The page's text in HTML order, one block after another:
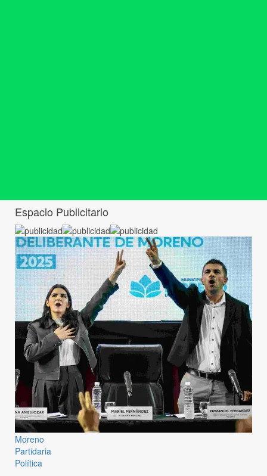
Espacio Publicitario
Moreno
Partidaria
Política